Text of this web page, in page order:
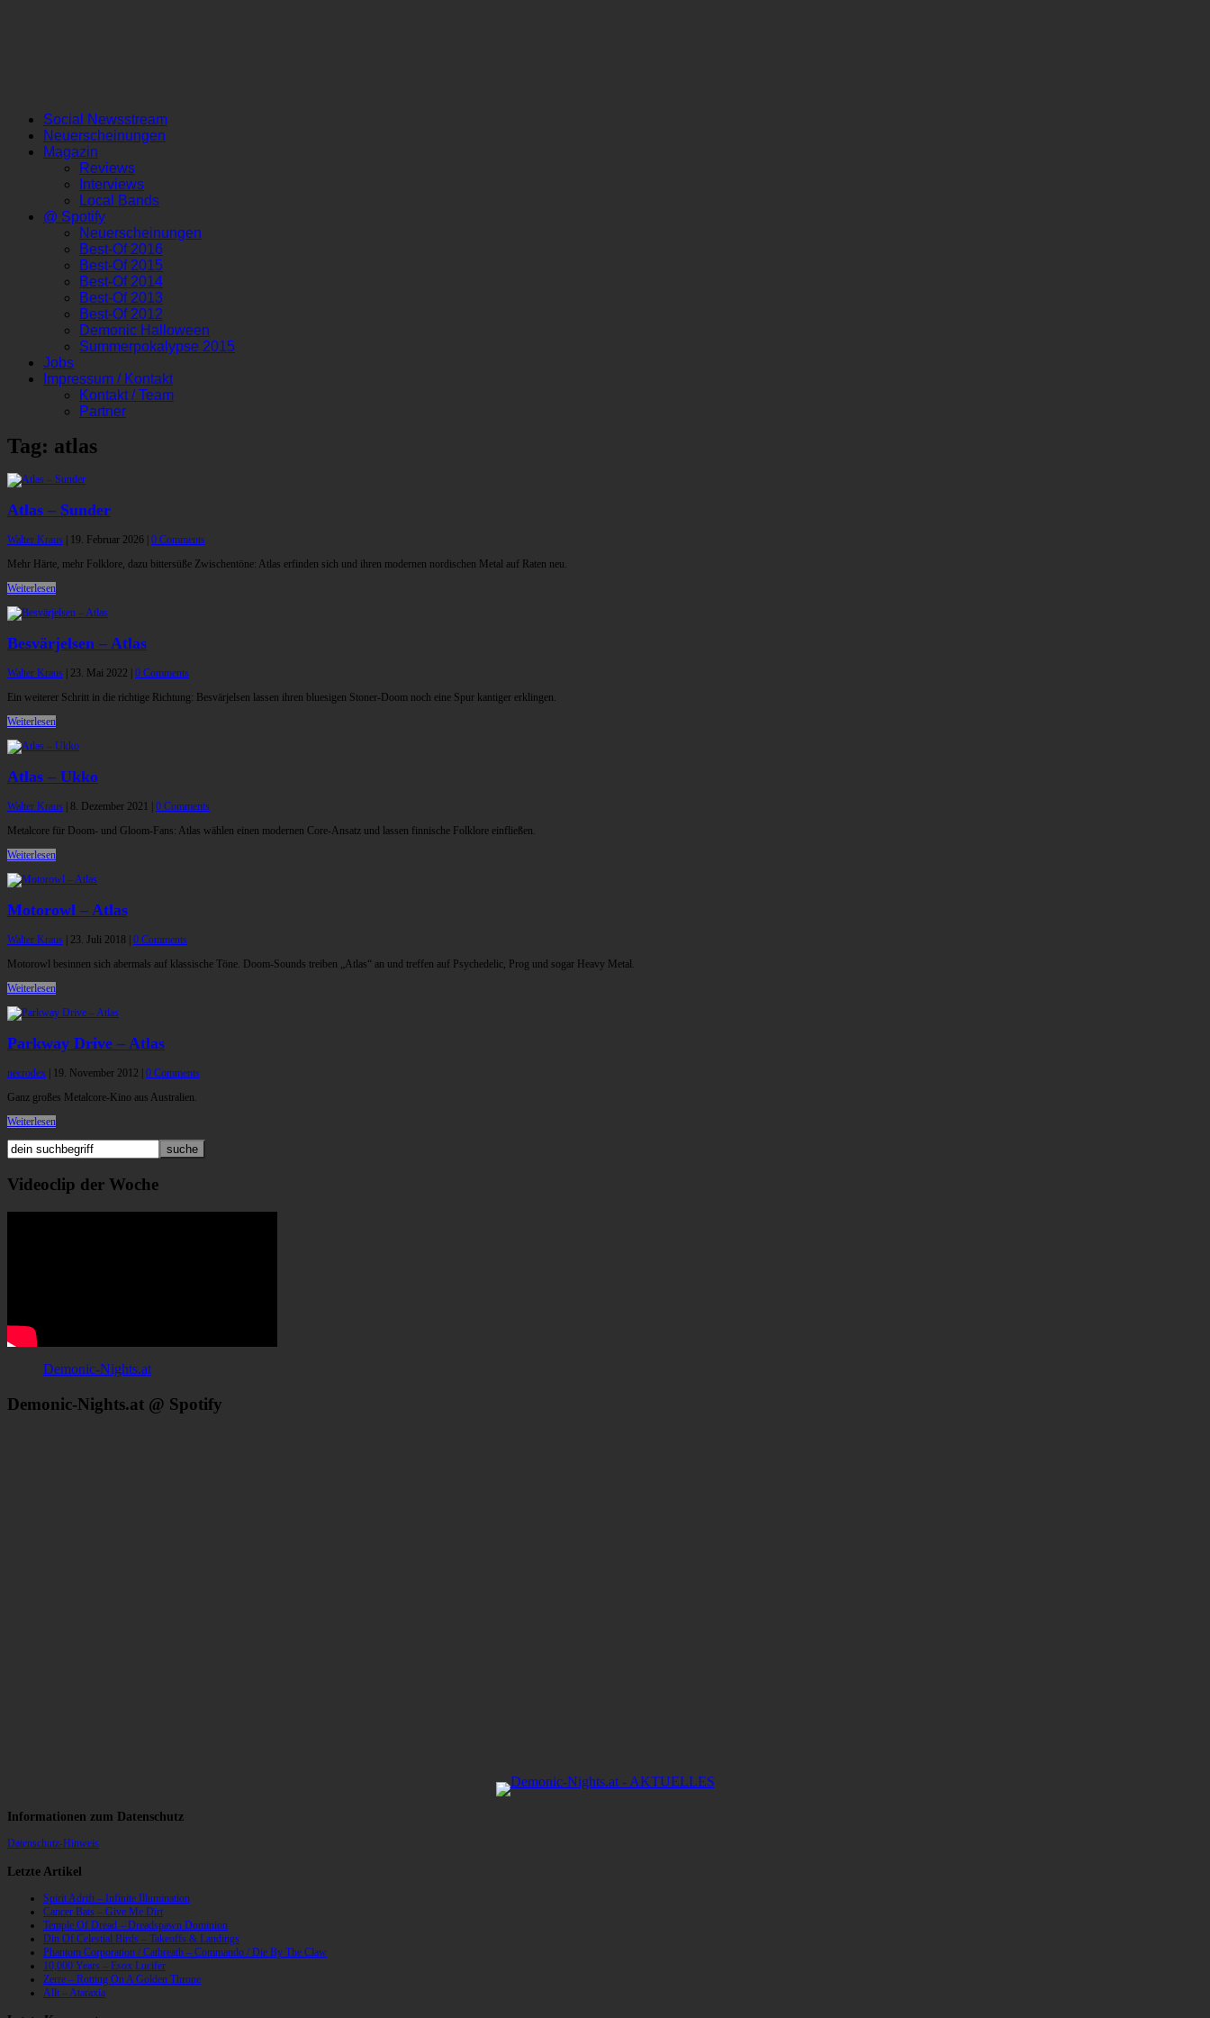
Social Newsstream
Neuerscheinungen
Magazin
Reviews
Interviews
Local Bands
@ Spotify
Neuerscheinungen
Best-Of 2016
Best-Of 2015
Best-Of 2014
Best-Of 2013
Best-Of 2012
Demonic Halloween
Summerpokalypse 2015
Jobs
Impressum / Kontakt
Kontakt / Team
Partner
Tag: atlas
Atlas – Sunder
Walter Kraus 19. Februar 2026 0 Comments
Mehr Härte, mehr Folklore, dazu bittersüße Zwischentöne: Atlas erfinden sich und ihren modernen nordischen Metal auf Raten neu.
Weiterlesen
Besvärjelsen – Atlas
Walter Kraus 23. Mai 2022
0 Comments
Ein weiterer Schritt in die richtige Richtung: Besvärjelsen lassen ihren bluesigen Stoner-Doom noch eine Spur kantiger erklingen.
Weiterlesen
Atlas – Ukko
Walter Kraus 8. Dezember 2021
0 Comments
Metalcore für Doom- und Gloom-Fans: Atlas wählen einen modernen Core-Ansatz und lassen finnische Folklore einfließen.
Weiterlesen
Motorowl – Atlas
Walter Kraus 23. Juli 2018 0 Comments
Motorowl besinnen sich abermals auf klassische Töne. Doom-Sounds treiben „Atlas“ an und treffen auf Psychedelic, Prog und sogar Heavy Metal.
Weiterlesen
Parkway Drive – Atlas
necrodex 19. November 2012
0 Comments
Ganz großes Metalcore-Kino aus Australien.
Weiterlesen
Videoclip der Woche
Demonic-Nights.at
Demonic-Nights.at @ Spotify
Informationen zum Datenschutz
Datenschutz-Hinweis
Letzte Artikel
Spirit Adrift – Infinite Illumination
Cancer Bats – Give Me Dirt
Temple Of Dread – Dreadspawn Dominion
Din Of Celestial Birds – Takeoffs & Landings
Phantom Corporation / Catbreath – Commando / Die By The Claw
10,000 Years – Esox Lucifer
Zerre – Rotting On A Golden Throne
Allt – Ataraxia